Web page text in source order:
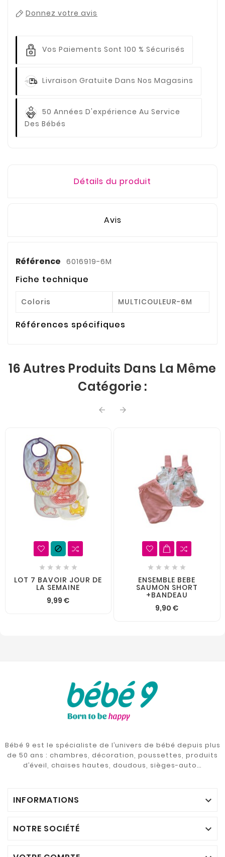
Donnez votre avis
Vos Paiements Sont 100 % Sécurisés
Livraison Gratuite Dans Nos Magasins
50 Années D'expérience Au Service
Des Bébés
Détails du produit
Avis
Référence 6016919-6M
Fiche technique
Coloris MULTICOULEUR-6M
Références spécifiques
16 Autres Produits Dans La Même
Catégorie :
 

    
LOT 7 BAVOIR JOUR DE
LA SEMAINE
9,99 €
    
ENSEMBLE BEBE
SAUMON SHORT
+BANDEAU
9,90 €
Bébé 9 est le spécialiste de l’univers de bébé depuis plus
de 50 ans : chambres, décoration, poussettes, produits
d’éveil, chaises hautes, doudous, sièges-auto…
INFORMATIONS 
NOTRE SOCIÉTÉ 